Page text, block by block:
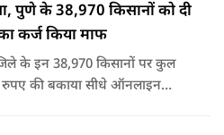
पुणे के 38,970 किसानों को दी
कर्ज किया माफ
के इन 38,970 किसानों पर कुल
रुपए की बकाया सीधे ऑनलाइन